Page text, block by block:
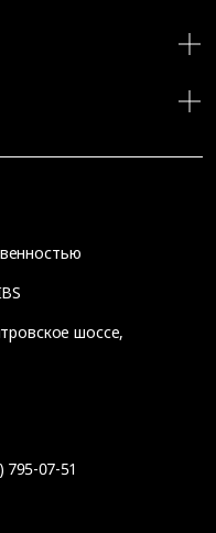
шоссе,
795-07-51